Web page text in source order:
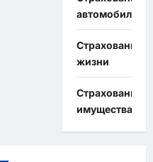
автомобиля
Страхование
жизни
Страхование
имущества